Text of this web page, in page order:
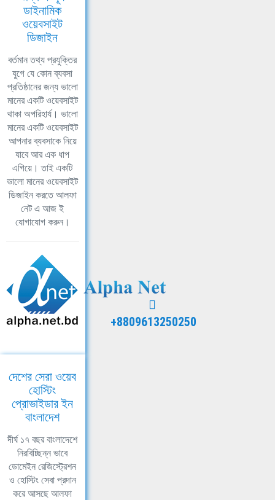
ডাইনামিক
ওয়েবসাইট
ডিজাইন
বর্তমান তথ্য প্রযুক্তির
যুগে যে কোন ব্যবসা
প্রতিষ্ঠানের জন্য ভালো
মানের একটি ওয়েবসাইট
থাকা অপরিহার্য। ভালো
মানের একটি ওয়েবসাইট
আপনার ব্যবসাকে নিয়ে
যাবে আর এক ধাপ
এগিয়ে। তাই একটি
ভালো মানের ওয়েবসাইট
ডিজাইন করতে আলফা
নেট এ আজ ই
যোগাযোগ করুন।
+8809613250250
দেশের সেরা ওয়েব
হোস্টিং
প্রোভাইডার ইন
বাংলাদেশ
দীর্ঘ ১৭ বছর বাংলাদেশে
নিরবিচ্ছিন্ন ভাবে
ডোমেইন রেজিস্ট্রেশন
ও হোস্টিং সেবা প্রদান
করে আসছে আলফা